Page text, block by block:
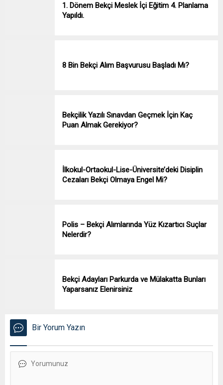
1. Dönem Bekçi Meslek İçi Eğitim 4. Planlama
Yapıldı.
8 Bin Bekçi Alım Başvurusu Başladı Mı?
Bekçilik Yazılı Sınavdan Geçmek İçin Kaç
Puan Almak Gerekiyor?
İlkokul-Ortaokul-Lise-Üniversite’deki Disiplin
Cezaları Bekçi Olmaya Engel Mi?
Polis – Bekçi Alımlarında Yüz Kızartıcı Suçlar
Nelerdir?
Bekçi Adayları Parkurda ve Mülakatta Bunları
Yaparsanız Elenirsiniz
Bir Yorum Yazın